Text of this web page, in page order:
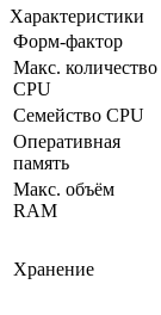
Характеристики
Форм-фактор
Макс. количество
CPU
Семейство CPU
Оперативная
память
Макс. объём
RAM
Хранение